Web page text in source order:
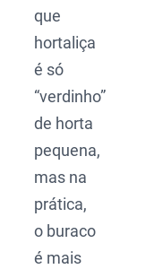
que
hortaliça
é só
“verdinho”
de horta
pequena,
mas na
prática,
o buraco
é mais